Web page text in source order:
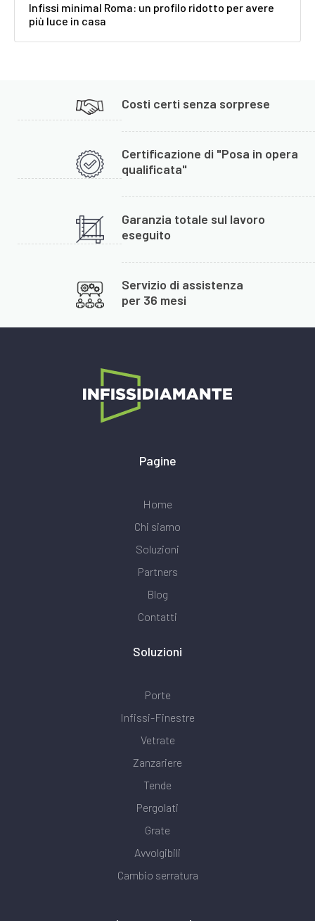
Infissi minimal Roma: un profilo ridotto per avere
più luce in casa
Costi certi senza sorprese
Certificazione di "Posa in opera
qualificata"
Garanzia totale sul lavoro
eseguito
Servizio di assistenza
per 36 mesi
Pagine
Home
Chi siamo
Soluzioni
Partners
Blog
Contatti
Soluzioni
Porte
Infissi-Finestre
Vetrate
Zanzariere
Tende
Pergolati
Grate
Avvolgibili
Cambio serratura